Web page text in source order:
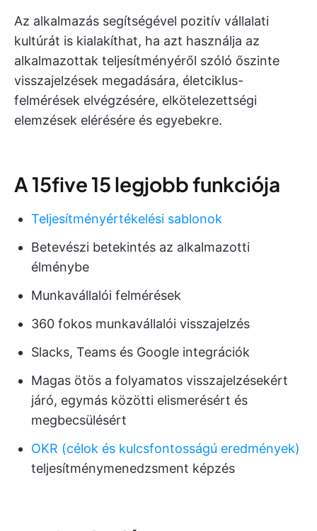
Az alkalmazás segítségével pozitív vállalati
kultúrát is kialakíthat, ha azt használja az
alkalmazottak teljesítményéről szóló őszinte
visszajelzések megadására, életciklus-
felmérések elvégzésére, elkötelezettségi
elemzések elérésére és egyebekre.
A 15five 15 legjobb funkciója
Teljesítményértékelési sablonok
Betevészi betekintés az alkalmazotti
élménybe
Munkavállalói felmérések
360 fokos munkavállalói visszajelzés
Slacks, Teams és Google integrációk
Magas ötös a folyamatos visszajelzésekért
járó, egymás közötti elismerésért és
megbecsülésért
OKR (célok és kulcsfontosságú eredmények)
teljesítménymenedzsment képzés